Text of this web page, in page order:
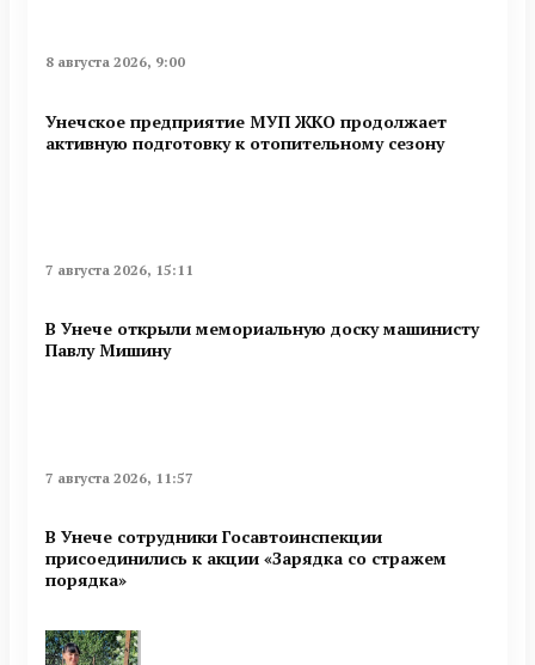
8 августа 2026, 9:00
Унечское предприятие МУП ЖКО продолжает
активную подготовку к отопительному сезону
7 августа 2026, 15:11
В Унече открыли мемориальную доску машинисту
Павлу Мишину
7 августа 2026, 11:57
В Унече сотрудники Госавтоинспекции
присоединились к акции «Зарядка со стражем
порядка»